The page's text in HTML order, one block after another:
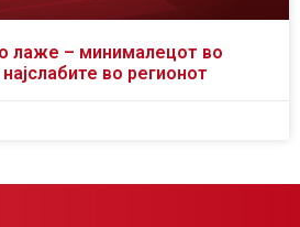
лаже – минималецот во
во регионот